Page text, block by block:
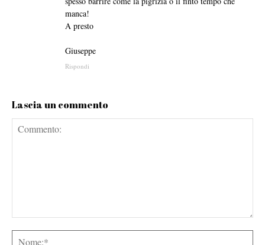
manca!
A presto
Giuseppe
Rispondi
Lascia un commento